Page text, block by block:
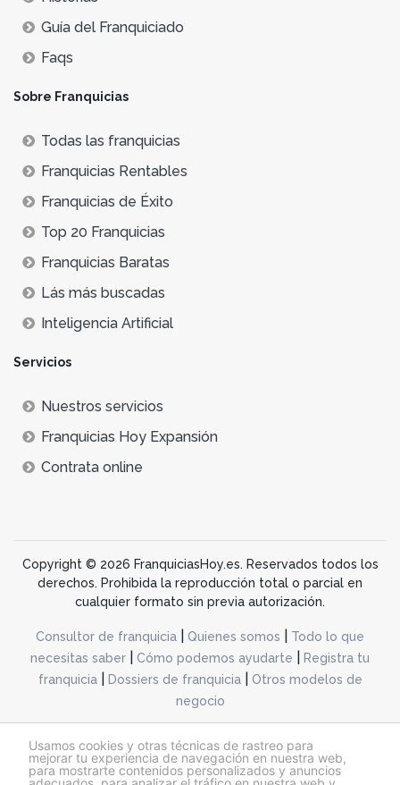
Usamos cookies y otras técnicas de rastreo para
mejorar tu experiencia de navegación en nuestra web,
para mostrarte contenidos personalizados y anuncios
Guía del Franquiciado
Faqs
Sobre Franquicias
Todas las franquicias
Franquicias Rentables
Franquicias de Éxito
Top 20 Franquicias
Franquicias Baratas
Lás más buscadas
Inteligencia Artificial
Servicios
Nuestros servicios
Franquicias Hoy Expansión
Contrata online
Copyright © 2026 FranquiciasHoy.es. Reservados todos los
derechos. Prohibida la reproducción total o parcial en
cualquier formato sin previa autorización.
Consultor de franquicia Quienes somos
Todo lo que
necesitas saber
Cómo podemos ayudarte
Registra tu
franquicia| Dossiers de franquicia|
Otros modelos de
negocio
@franquiciashoy.es |Aviso legal| Política de cookies|Política de privacidad